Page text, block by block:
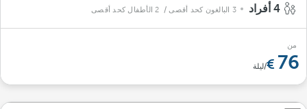
3 البالغون كحد أقصى / 2 الأطفال كحد أقصى
من
76 /ليلة